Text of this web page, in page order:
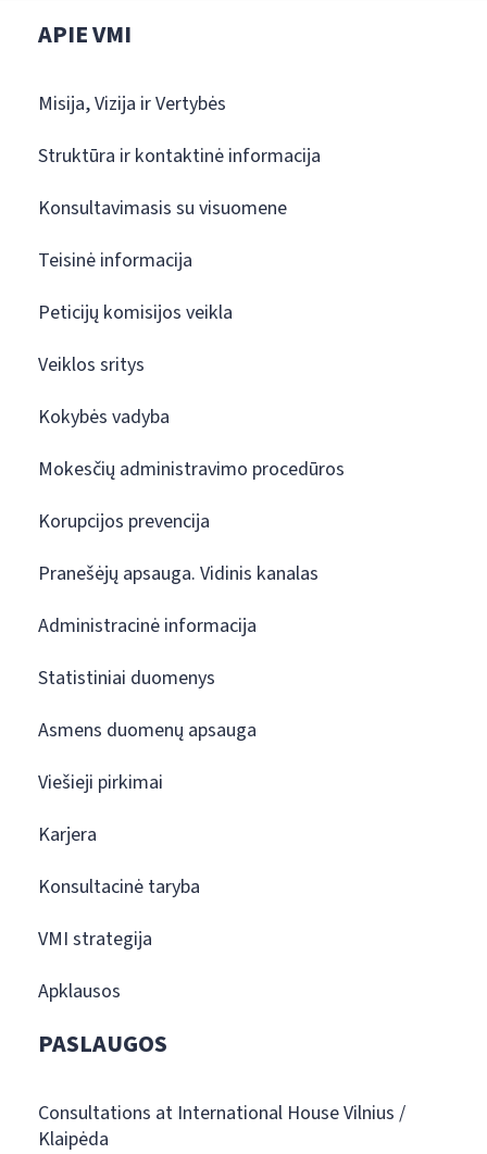
APIE VMI
Misija, Vizija ir Vertybės
Struktūra ir kontaktinė informacija
Konsultavimasis su visuomene
Teisinė informacija
Peticijų komisijos veikla
Veiklos sritys
Kokybės vadyba
Mokesčių administravimo procedūros
Korupcijos prevencija
Pranešėjų apsauga. Vidinis kanalas
Administracinė informacija
Statistiniai duomenys
Asmens duomenų apsauga
Viešieji pirkimai
Karjera
Konsultacinė taryba
VMI strategija
Apklausos
PASLAUGOS
Consultations at International House Vilnius /
Klaipėda